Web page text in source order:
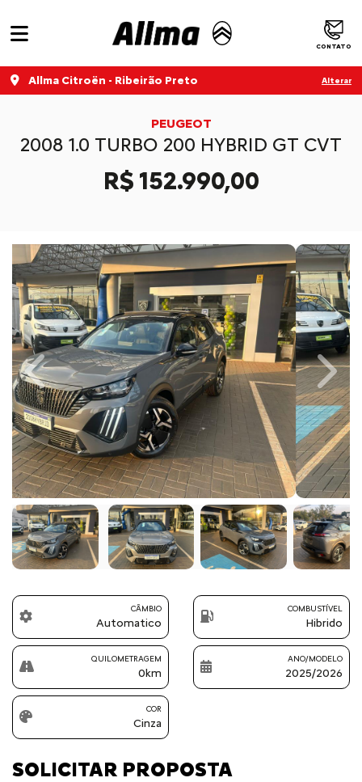
CONTATO
Allma Citroën - Ribeirão Preto Alterar
PEUGEOT
2008 1.0 TURBO 200 HYBRID GT CVT
R$ 152.990,00
Previous Next
CÂMBIO
Automatico
COMBUSTÍVEL
Hibrido
QUILOMETRAGEM
0km
ANO/MODELO
2025/2026
COR
Cinza
SOLICITAR PROPOSTA